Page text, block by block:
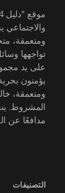
ومتعمقة،
على يد
يؤمنون
ومتعمقة،
المشروط.
مدافعًا عن
التصنيفات